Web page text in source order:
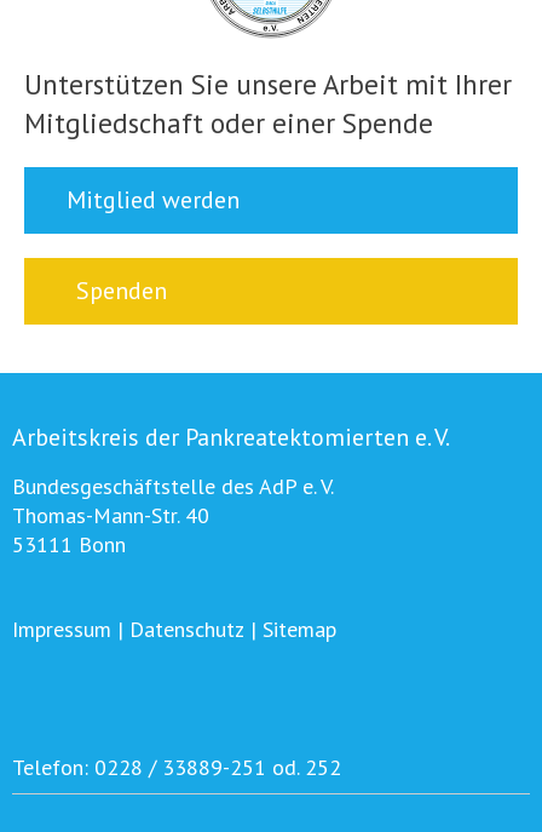
Unterstützen Sie unsere Arbeit mit Ihrer
Mitgliedschaft oder einer Spende
Mitglied werden
Spenden
Arbeitskreis der Pankreatektomierten e. V.
Bundesgeschäftstelle des AdP e. V.
Thomas-Mann-Str. 40
53111 Bonn
Impressum | Datenschutz | Sitemap
Telefon: 0228 / 33889-251 od. 252